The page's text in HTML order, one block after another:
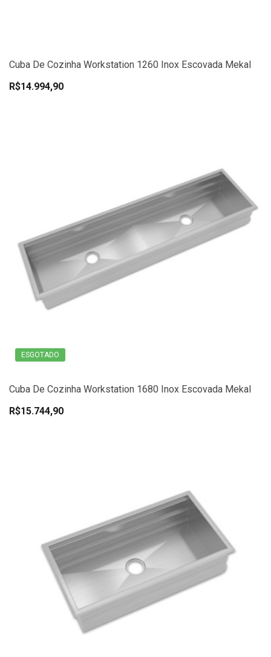
Cuba De Cozinha Workstation 1260 Inox Escovada Mekal
R$14.994,90
ESGOTADO
Cuba De Cozinha Workstation 1680 Inox Escovada Mekal
R$15.744,90